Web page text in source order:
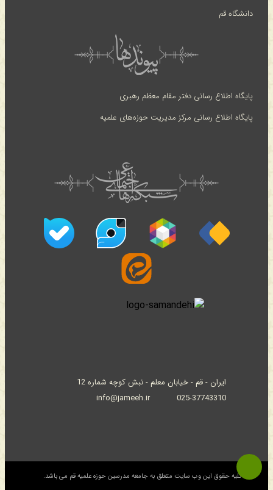
دانشگاه قم
پایگاه اطلاع رسانی دفتر مقام معظم رهبری
پایگاه اطلاع رسانی مرکز مدیریت حوزه‌های علمیه
ایران - قم - خیابان معلم - نبش کوچه شماره 12
025-37743310
info@jameeh.ir
© کلیه حقوق این وب سایت متعلق به جامعه مدرسین حوزه علمیه قم می باشد.